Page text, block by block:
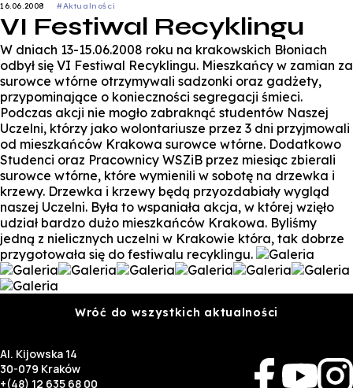
16.06.2008 #Aktualności
VI Festiwal Recyklingu
W dniach 13-15.06.2008 roku na krakowskich Błoniach
odbył się VI Festiwal Recyklingu. Mieszkańcy w zamian za
surowce wtórne otrzymywali sadzonki oraz gadżety,
przypominające o konieczności segregacji śmieci.
Podczas akcji nie mogło zabraknąć studentów Naszej
Uczelni, którzy jako wolontariusze przez 3 dni przyjmowali
od mieszkańców Krakowa surowce wtórne. Dodatkowo
Studenci oraz Pracownicy WSZiB przez miesiąc zbierali
surowce wtórne, które wymienili w sobotę na drzewka i
krzewy. Drzewka i krzewy będą przyozdabiały wygląd
naszej Uczelni. Była to wspaniała akcja, w której wzięło
udział bardzo dużo mieszkańców Krakowa. Byliśmy
jedną z nielicznych uczelni w Krakowie która, tak dobrze
przygotowała się do festiwalu recyklingu.
Wróć do wszystkich aktualności
Al. Kijowska 14
30-079 Kraków
+(48) 12 635 68 00